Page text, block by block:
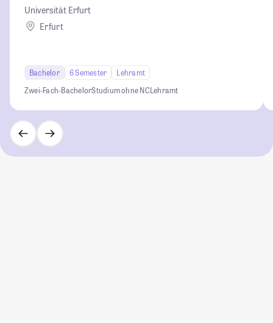
Universität Erfurt
Erfurt
Bachelor 6 Semester
Lehramt
Zwei-Fach-BachelorStudium ohne NCLehramt